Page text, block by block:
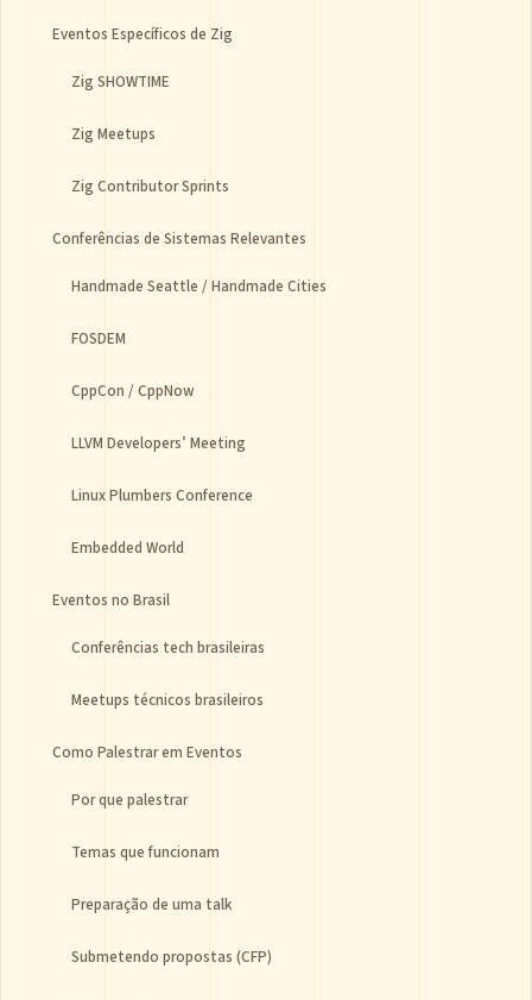
Eventos Específicos de Zig
Zig SHOWTIME
Zig Meetups
Zig Contributor Sprints
Conferências de Sistemas Relevantes
Handmade Seattle / Handmade Cities
FOSDEM
CppCon / CppNow
LLVM Developers’ Meeting
Linux Plumbers Conference
Embedded World
Eventos no Brasil
Conferências tech brasileiras
Meetups técnicos brasileiros
Como Palestrar em Eventos
Por que palestrar
Temas que funcionam
Preparação de uma talk
Submetendo propostas (CFP)